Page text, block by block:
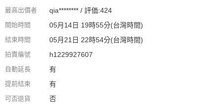
最高出價者 qia******** / 評価:424
開始時間 05月14日 19時55分(台灣時間)
結束時間 05月21日 22時54分(台灣時間)
拍賣編號 h1229927607
自動延長 有
提前結束 有
可否退貨 否